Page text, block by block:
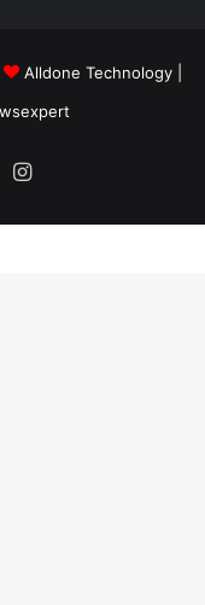
Alldone Technology
Instagram